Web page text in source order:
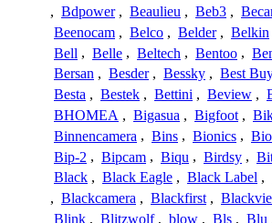
, Bdpower , Beaulieu , Beb3 ,
Beenocam , Belco , Belder , Belkin
Bell , Belle , Beltech , Bentoo ,
Bersan , Besder , Bessky , Best
Besta , Bestek , Bettini , Beview ,
BHOMEA , Bigasua , Bigfoot ,
Binnencamera , Bins , Bionics ,
Bip-2 , Bipcam , Biqu , Birdsy ,
Black , Black Eagle , Black Label ,
, Blackcamera , Blackfirst ,
Blink , Blitzwolf , blow , Bls , Blu